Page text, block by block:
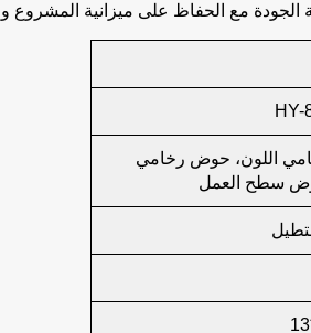
مع الحفاظ على ميزانية المشروع
HY-
اللون، حوض رخامي
سطح العمل